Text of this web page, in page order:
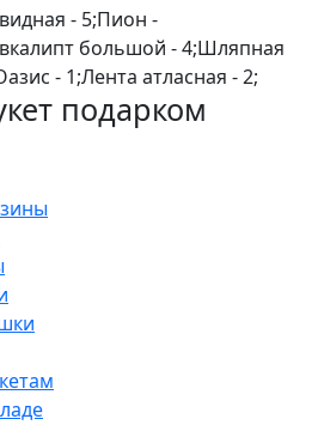
- 5;Пион -
большой - 4;Шляпная
- 1;Лента атласная - 2;
подарком